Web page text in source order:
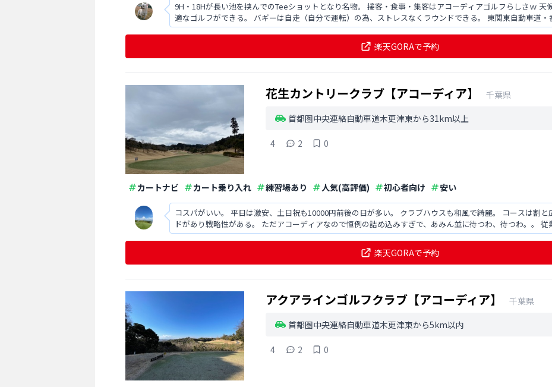
9H・18Hが長い池を挟んでのTeeショットとなり名物。 接客・食事・集客はアコーディアゴルフらしさｗ 天
適なゴルフができる。 バギーは自走（自分で運転）の為、ストレスなくラウンドできる。 東関東自動車道
い。 ビギナーからハイレベルな方まで
楽天GORAで予約
花生カントリークラブ【アコーディア】
千葉県
首都圏中央連絡自動車道木更津東から31km以上
4 2 0
カートナビ カート乗り入れ 練習場あり 人気(高評価) 初心者向け 安い
コスパがいい。 平日は激安、土日祝も10000円前後の日が多い。 クラブハウスも和風で綺麗。 コースは割
ドがあり戦略性がある。 ただアコーディアなので恒例の詰め込みすぎで、あみん並に待つわ、待つわ。。
の悪さはなかなか。 食事は学食スタ
楽天GORAで予約
アクアラインゴルフクラブ【アコーディア】
千葉県
首都圏中央連絡自動車道木更津東から5km以内
4 2 0